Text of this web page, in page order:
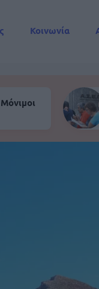
Κοινωνία